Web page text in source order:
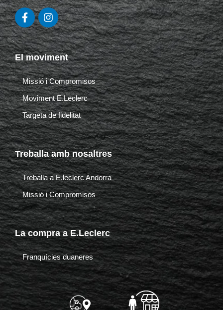
F
a
c
e
b
o
o
k
-
f
I
n
s
t
a
g
r
a
m
El moviment
Missió i Compromisos
Moviment E.Leclerc
Targeta de fidelitat
Treballa amb nosaltres
Treballa a E.leclerc Andorra
Missió i Compromisos
La compra a E.Leclerc
Franquícies duaneres